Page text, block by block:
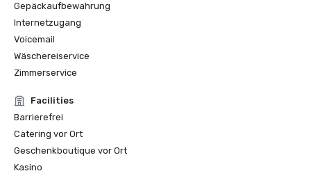
Gepäckaufbewahrung
Internetzugang
Voicemail
Wäschereiservice
Zimmerservice
Facilities
Barrierefrei
Catering vor Ort
Geschenkboutique vor Ort
Kasino